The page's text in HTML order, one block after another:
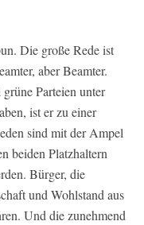
Die große Rede ist
aber Beamter.
Parteien unter
ist er zu einer
sind mit der Ampel
beiden Platzhaltern
Bürger, die
und Wohlstand aus
Und die zunehmend